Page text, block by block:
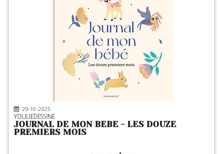
29-10-2025
YOULIEDESSINE
JOURNAL DE MON BEBE - LES DOUZE
PREMIERS MOIS